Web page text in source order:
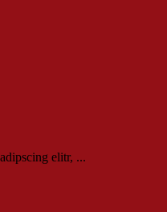
elitr, ...